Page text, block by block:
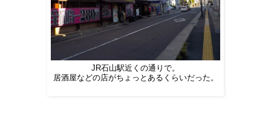
JR石山駅近くの通りで。
居酒屋などの店がちょっとあるくらいだった。